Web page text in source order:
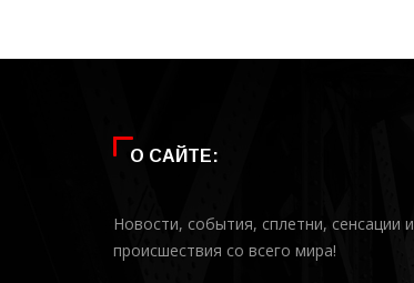
О САЙТЕ:
Новости, события, сплетни, сенсации и
происшествия со всего мира!